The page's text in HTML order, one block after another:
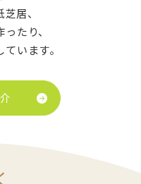
居、
たり、
います。